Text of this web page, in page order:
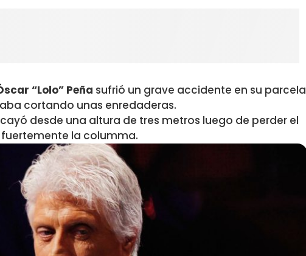
“Lolo” Peña sufrió un grave accidente en su parcela
cortando unas enredaderas.
desde una altura de tres metros luego de perder el
la columma.